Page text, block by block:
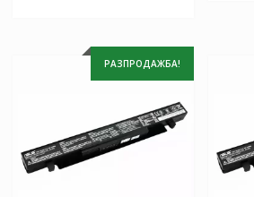
РАЗПРОДАЖБА!